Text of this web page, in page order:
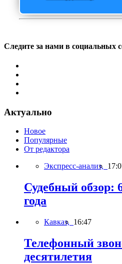
Следите за нами в социальных
Актуально
Новое
Популярные
От редактора
Экспресс-анализ,
Судебный обзор:
года
Кавказ, 16:47
Телефонный
десятилетия